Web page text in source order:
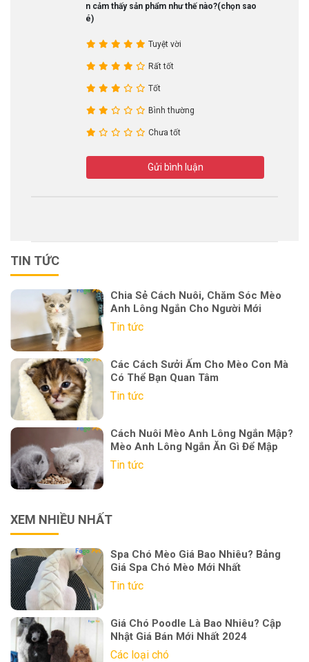
Bạn cảm thấy sản phẩm như thế nào?(chọn sao
nhé)
Tuyệt vời
Rất tốt
Tốt
Bình thường
Chưa tốt
Gửi bình luận
TIN TỨC
Chia Sẻ Cách Nuôi, Chăm Sóc Mèo
Anh Lông Ngắn Cho Người Mới
Tin tức
Các Cách Sưởi Ấm Cho Mèo Con Mà
Có Thể Bạn Quan Tâm
Tin tức
Cách Nuôi Mèo Anh Lông Ngắn Mập?
Mèo Anh Lông Ngắn Ăn Gì Để Mập
Tin tức
XEM NHIỀU NHẤT
Spa Chó Mèo Giá Bao Nhiêu? Bảng
Giá Spa Chó Mèo Mới Nhất
Tin tức
Giá Chó Poodle Là Bao Nhiêu? Cập
Nhật Giá Bán Mới Nhất 2024
Các loại chó